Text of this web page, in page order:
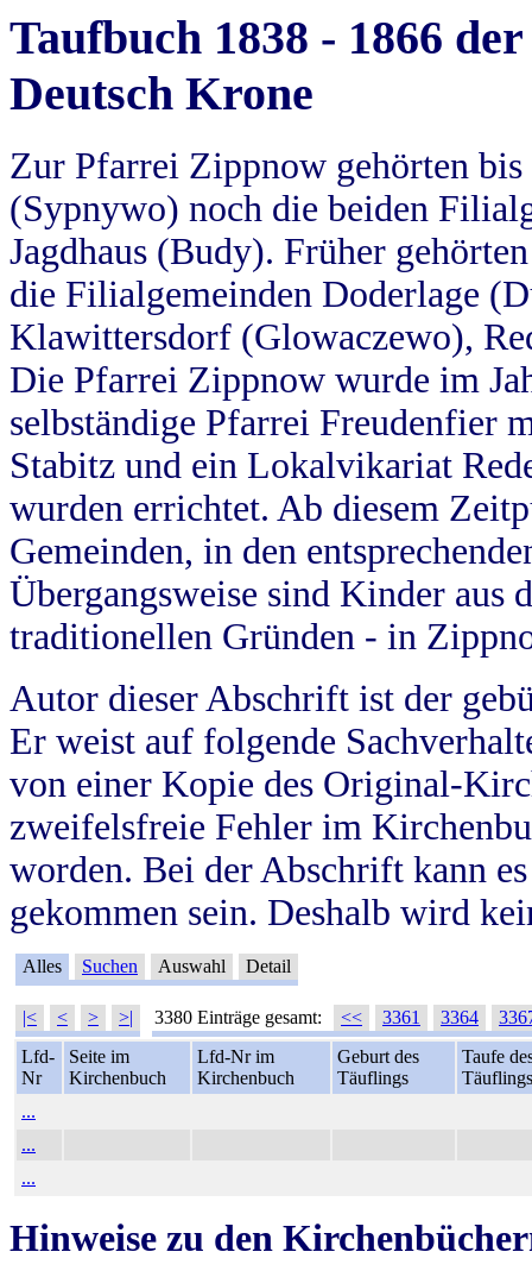
Taufbuch 1838 - 1866
Deutsch Krone
Zur Pfarrei Zippnow gehörten
(Sypnywo) noch die beiden
Jagdhaus (Budy). Früher
die Filialgemeinden Doderlage
Klawittersdorf (Glowaczewo),
Die Pfarrei Zippnow wurde im
selbständige Pfarrei Freudenfier
Stabitz und ein Lokalvikariat
wurden errichtet. Ab diesem
Gemeinden, in den
Übergangsweise sind Kinder aus
traditionellen Gründen - in
Autor dieser Abschrift ist der
Er weist auf folgende
von einer Kopie des Original-
zweifelsfreie Fehler im
worden. Bei der Abschrift kann
gekommen sein. Deshalb wird
Alles Suchen Auswahl Detail
|< < > >| 3380 Einträge gesamt: << 3361 3364
Lfd-
Nr
Seite im
Kirchenbuch
Lfd-Nr im
Kirchenbuch
Geburt des
Täuflings
Taufe
Täuflings
...
...
...
Hinweise zu den